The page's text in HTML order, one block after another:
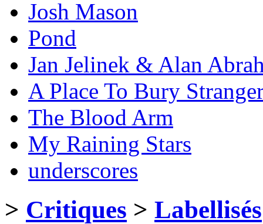
Josh Mason
Pond
Jan Jelinek & Alan
A Place To Bury
The Blood Arm
My Raining Stars
underscores
> Critiques > Labellisés